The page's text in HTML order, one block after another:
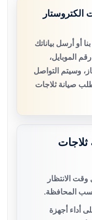
الكتروستار
أو أرسل بياناتك
الموبايل،
وسيتم التواصل
صيانة ثلاجات
ثلاجات
وقت الانتظار
المحافظة.
أداء أجهزة